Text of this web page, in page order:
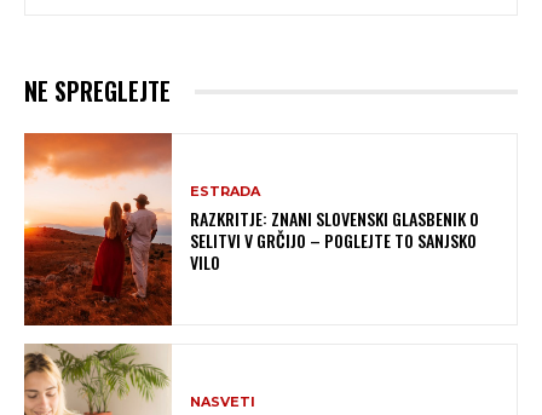
NE SPREGLEJTE
ESTRADA
RAZKRITJE: ZNANI SLOVENSKI GLASBENIK O
SELITVI V GRČIJO – POGLEJTE TO SANJSKO
VILO
NASVETI